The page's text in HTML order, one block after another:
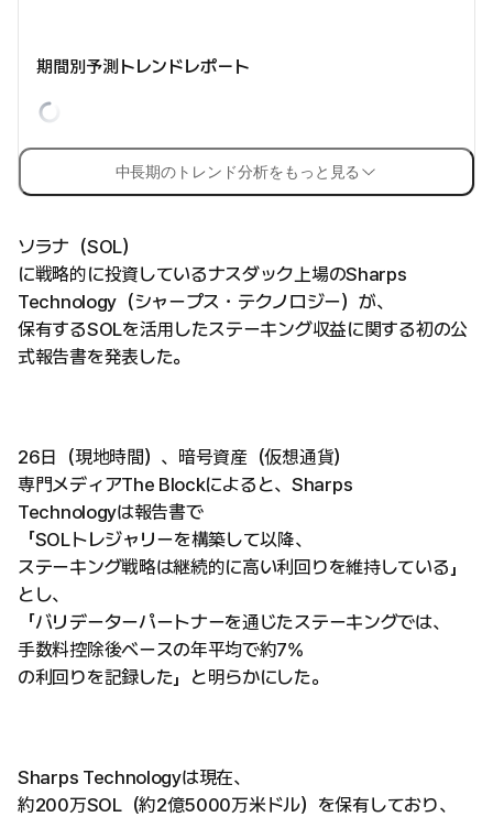
期間別予測トレンドレポート
中長期のトレンド分析をもっと見る
ソラナ（SOL）
に戦略的に投資しているナスダック上場のSharps
Technology（シャープス・テクノロジー）が、
保有するSOLを活用したステーキング収益に関する初の公
式報告書を発表した。
26日（現地時間）、暗号資産（仮想通貨）
専門メディアThe Blockによると、Sharps
Technologyは報告書で
「SOLトレジャリーを構築して以降、
ステーキング戦略は継続的に高い利回りを維持している」
とし、
「バリデーターパートナーを通じたステーキングでは、
手数料控除後ベースの年平均で約7%
の利回りを記録した」と明らかにした。
Sharps Technologyは現在、
約200万SOL（約2億5000万米ドル）を保有しており、